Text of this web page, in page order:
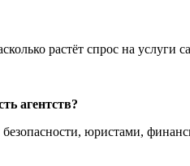
растёт спрос на услуги
агентств?
юристами,